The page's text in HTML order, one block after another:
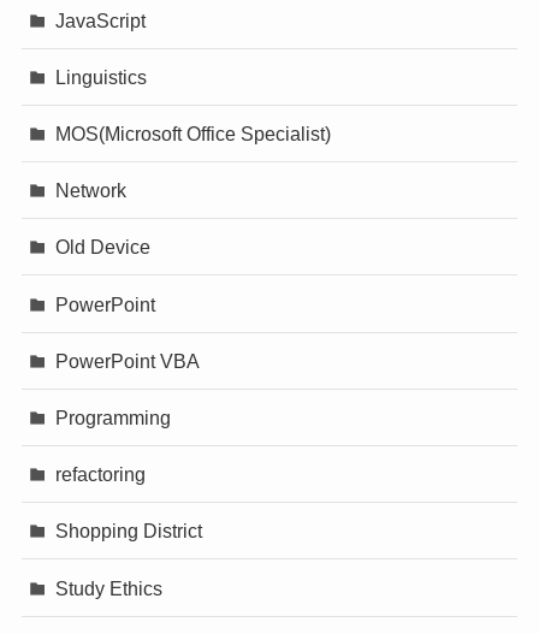
JavaScript
Linguistics
MOS(Microsoft Office Specialist)
Network
Old Device
PowerPoint
PowerPoint VBA
Programming
refactoring
Shopping District
Study Ethics